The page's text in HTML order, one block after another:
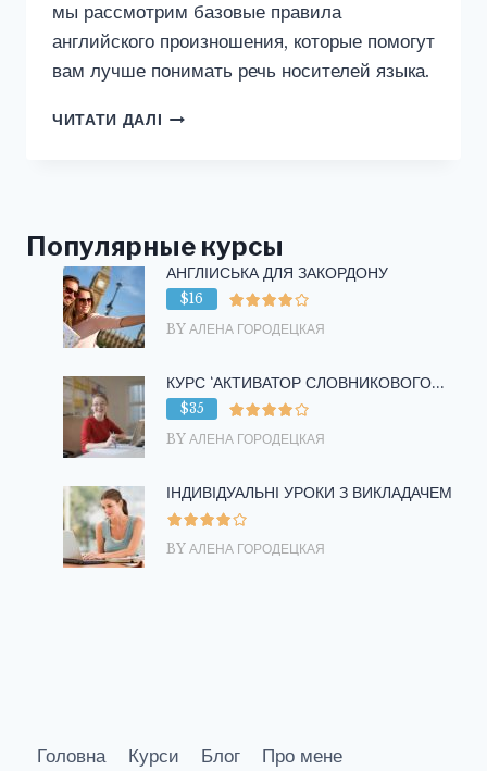
мы рассмотрим базовые правила
английского произношения, которые помогут
вам лучше понимать речь носителей языка.
ЧИТАТИ ДАЛІ НЕМЫЕ
1)
Популярные курсы
АНГЛІЙСЬКА ДЛЯ ЗАКОРДОНУ
$16
BY АЛЕНА ГОРОДЕЦКАЯ
КУРС ‘АКТИВАТОР СЛОВНИКОВОГО...
$35
BY АЛЕНА ГОРОДЕЦКАЯ
ІНДИВІДУАЛЬНІ УРОКИ З ВИКЛАДАЧЕМ
BY АЛЕНА ГОРОДЕЦКАЯ
Головна Курси Блог Про мене